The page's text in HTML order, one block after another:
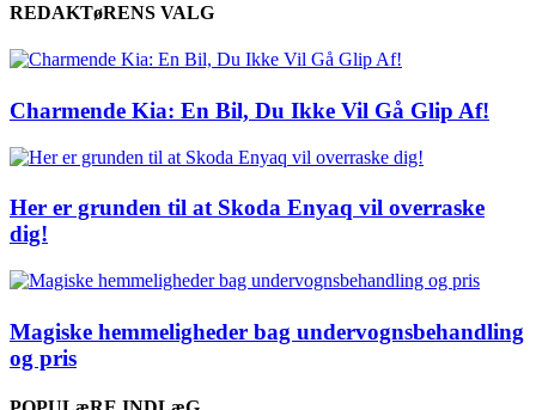
REDAKTøRENS VALG
Charmende Kia: En Bil, Du Ikke Vil Gå Glip Af!
Her er grunden til at Skoda Enyaq vil overraske
dig!
Magiske hemmeligheder bag undervognsbehandling
og pris